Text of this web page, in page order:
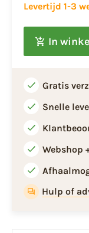
Levertijd 1-3
In
Gratis
Snelle
Webshop
Hulp of